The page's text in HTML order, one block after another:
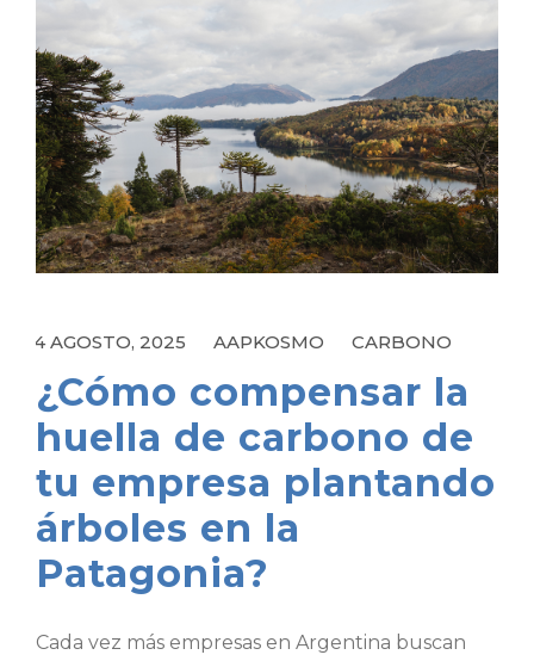
4 AGOSTO, 2025 AAPKOSMO CARBONO
¿Cómo compensar la
huella de carbono de
tu empresa plantando
árboles en la
Patagonia?
Cada vez más empresas en Argentina buscan